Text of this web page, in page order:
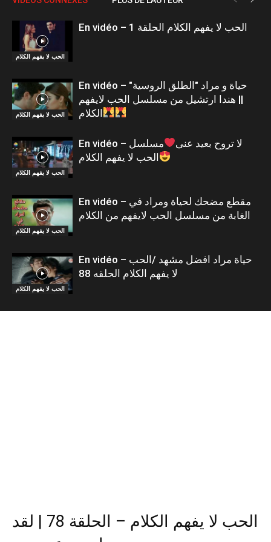
الحب لا يفهم الكلام
En vidéo – الحب لا يفهم الكلام الحلقة 1
الحب لا يفهم الكلام
En vidéo – حياة و مراد "الطلق الروسية"
|| هندا ارتشيل من مسلسل الحب لايفهم
الكلام
الحب لا يفهم الكلام
En vidéo – لا تروح بعيد عنى
مسلسل
الحب لا يفهم الكلام
الحب لا يفهم الكلام
En vidéo – مقطع مضحك لحياة ومراد في
الغابة من مسلسل الحب لايفهم من الكلام
الحب لا يفهم الكلام
En vidéo – حياة مراد افضل مشهد /الحب
لا يفهم الكلام الحلقه 88
الحب لا يفهم الكلام – الحلقة 78 | لقد